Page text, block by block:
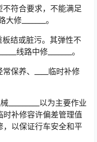
符合要求，不能满足
修_______。
结或脏污。其弹性不
线路中修_______。
保养、____临时补修
_________以为主要作业
补修容许偏差管理值
，以保证行车安全和平